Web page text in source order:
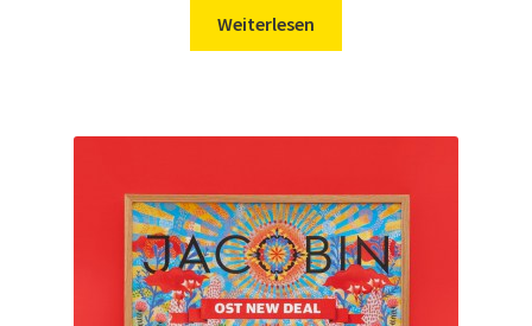
Weiterlesen